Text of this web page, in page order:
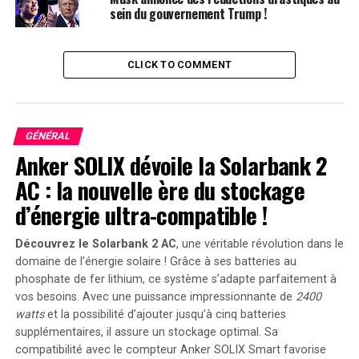
aucune interruption publicitaire grâce à Amazon Music.
gratuitement à divers jeux ainsi qu’à du contenu
additionnel et bénéficierez également d’une
souscription mensuelle gratuite pour une chaîne Twitch
résolution sans frais supplémentaires avec Amazon
Photos.
Des Tarifs Préférentiels Exclusifs
L’abonnement ne se limite pas aux services mentionnés
; il inclut également des réductions exclusives sur divers
articles tels que les appareils électroniques, les jeux
vidéo ou encore les fournitures scolaires.Tout cela est
proposé au tarif exceptionnel de seulement 3,49 euros
par mois ou environ 42 euros par an ! L’abonnement est
sans engagement ; ainsi vous pouvez résilier quand bon
sein du gouvernement Trump !
CLICK TO COMMENT
GÉNÉRAL
Anker SOLIX dévoile la Solarbank 2
AC : la nouvelle ère du stockage
d’énergie ultra-compatible !
Découvrez le Solarbank 2 AC, une véritable révolution dans le
domaine de l’énergie solaire ! Grâce à ses batteries au
phosphate de fer lithium, ce système s’adapte parfaitement à
vos besoins. Avec une puissance impressionnante de 2400
wattset la possibilité d’ajouter jusqu’à cinq batteries
supplémentaires, il assure un stockage optimal. Sa
compatibilité avec le compteur Anker SOLIX Smart favorise